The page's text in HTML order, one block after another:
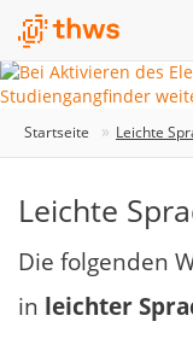
Startseite Leichte
Leichte
Die folgenden
in leichter